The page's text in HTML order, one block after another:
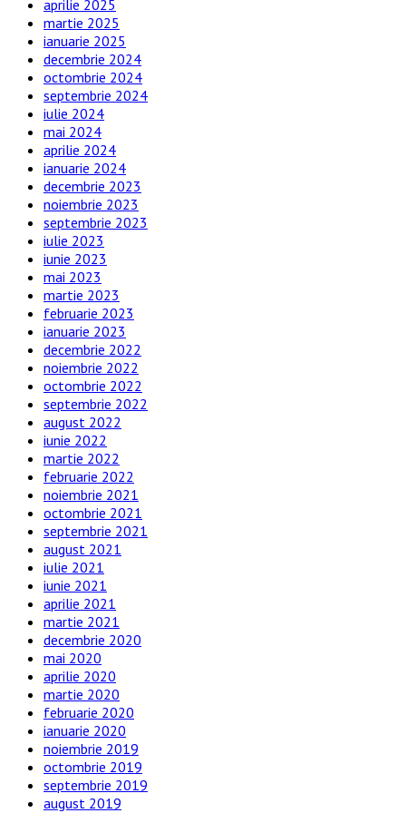
aprilie 2025
martie 2025
ianuarie 2025
decembrie 2024
octombrie 2024
septembrie 2024
iulie 2024
mai 2024
aprilie 2024
ianuarie 2024
decembrie 2023
noiembrie 2023
septembrie 2023
iulie 2023
iunie 2023
mai 2023
martie 2023
februarie 2023
ianuarie 2023
decembrie 2022
noiembrie 2022
octombrie 2022
septembrie 2022
august 2022
iunie 2022
martie 2022
februarie 2022
noiembrie 2021
octombrie 2021
septembrie 2021
august 2021
iulie 2021
iunie 2021
aprilie 2021
martie 2021
decembrie 2020
mai 2020
aprilie 2020
martie 2020
februarie 2020
ianuarie 2020
noiembrie 2019
octombrie 2019
septembrie 2019
august 2019